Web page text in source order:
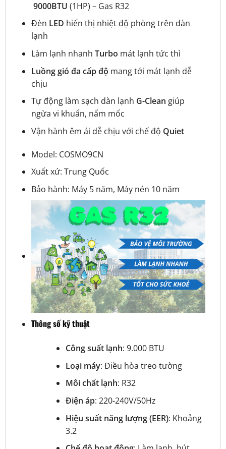
9000BTU (1HP) – Gas R32
Đèn LED hiển thị nhiệt độ phòng trên dàn
lạnh
Làm lạnh nhanh Turbo mát lạnh tức thì
Luồng gió đa cấp độ mang tới mát lạnh dễ
chịu
Tự động làm sạch dàn lạnh G-Clean giúp
ngừa vi khuẩn, nấm mốc
Vận hành êm ái dễ chịu với chế độ Quiet
Model: COSMO9CN
Xuất xứ: Trung Quốc
Bảo hành: Máy 5 năm, Máy nén 10 năm
Thông số kỹ thuật
Công suất lạnh: 9.000 BTU
Loại máy: Điều hòa treo tường
Môi chất lạnh: R32
Điện áp: 220-240V/50Hz
Hiệu suất năng lượng (EER): Khoảng
3.2